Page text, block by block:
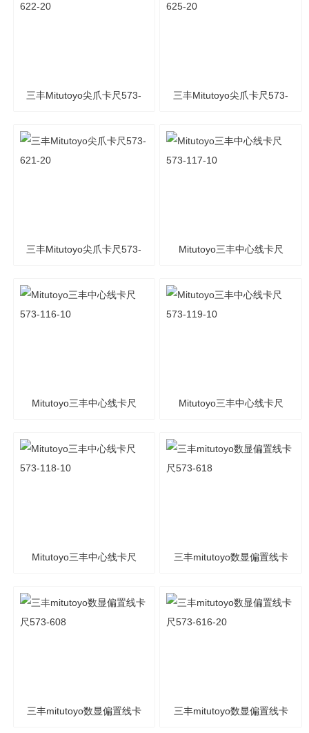
三丰Mitutoyo尖爪卡尺573- 三丰Mitutoyo尖爪卡尺573-
三丰Mitutoyo尖爪卡尺573- Mitutoyo三丰中心线卡尺
Mitutoyo三丰中心线卡尺 Mitutoyo三丰中心线卡尺
Mitutoyo三丰中心线卡尺 三丰mitutoyo数显偏置线卡
三丰mitutoyo数显偏置线卡 三丰mitutoyo数显偏置线卡